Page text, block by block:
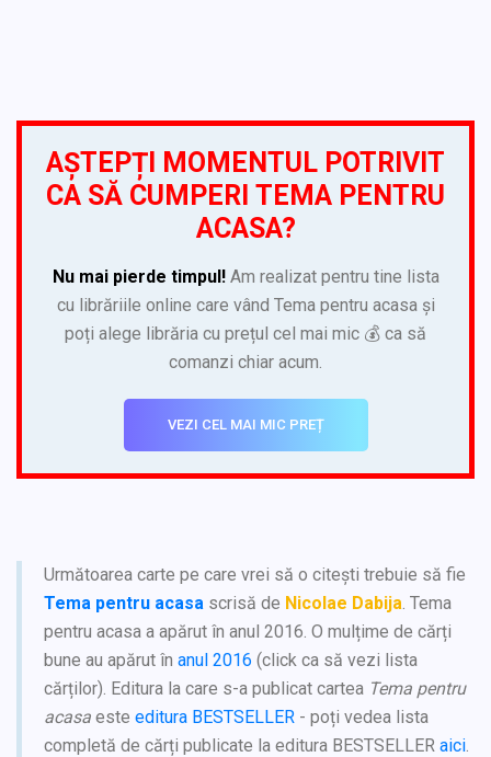
AȘTEPȚI MOMENTUL POTRIVIT
CA SĂ CUMPERI TEMA PENTRU
ACASA?
Nu mai pierde timpul!Am realizat pentru tine lista
cu librăriile online care vând Tema pentru acasa și
poți alege librăria cu prețul cel mai mic 💰 ca să
comanzi chiar acum.
VEZI CEL MAI MIC PREȚ
Următoarea carte pe care vrei să o citești trebuie să fie
Tema pentru acasa scrisă de Nicolae Dabija. Tema
pentru acasa a apărut în anul 2016. O mulțime de cărți
bune au apărut în anul 2016 (click ca să vezi lista
cărților). Editura la care s-a publicat cartea Tema pentru
acasa este editura BESTSELLER - poți vedea lista
completă de cărți publicate la editura BESTSELLER aici.